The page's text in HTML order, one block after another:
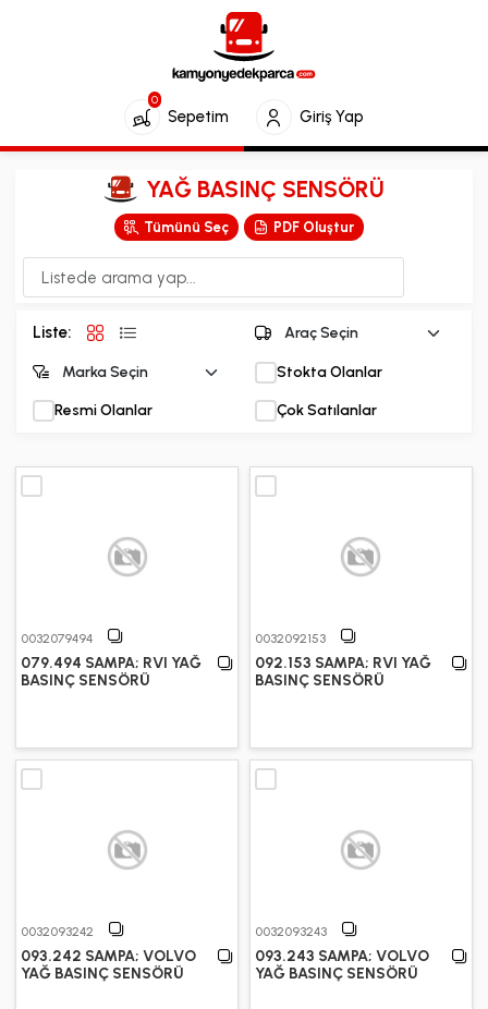
Sepetim
0
Giriş Yap
YAĞ BASINÇ SENSÖRÜ
Tümünü Seç PDF Oluştur
Liste:
Stokta Olanlar
Resmi Olanlar Çok Satılanlar
0032079494
079.494 SAMPA; RVI YAĞ
BASINÇ SENSÖRÜ
0032092153
092.153 SAMPA; RVI YAĞ
BASINÇ SENSÖRÜ
0032093242
093.242 SAMPA; VOLVO
YAĞ BASINÇ SENSÖRÜ
0032093243
093.243 SAMPA; VOLVO
YAĞ BASINÇ SENSÖRÜ